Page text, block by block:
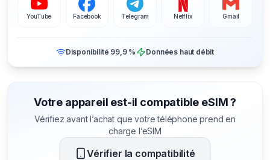
YouTube Facebook Telegram Netflix Gmail
Disponibilité 99,9 % Données haut débit
Votre appareil est-il compatible eSIM ?
Vérifiez avant l’achat que votre téléphone prend en
charge l’eSIM
Vérifier la compatibilité